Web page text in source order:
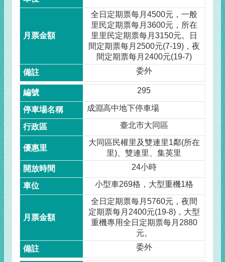
全日定期票每月4500元，一般
里民定期票每月3600元，所在
里里民定期票每月3150元。日
間定期票每月2500元(7-19)，夜
間定期票每月2400元(19-7)
委外
295
成淵高中地下停車場
臺北市大同區
大同區民權里及雙連里1鄰(所在
里)、雙連里、集英里
24小時
小型車269格，大型重機1格
全日定期票每月5760元，夜間
定期票每月2400元(19-8)，大型
重機專用全日定期票每月2880
元。
委外